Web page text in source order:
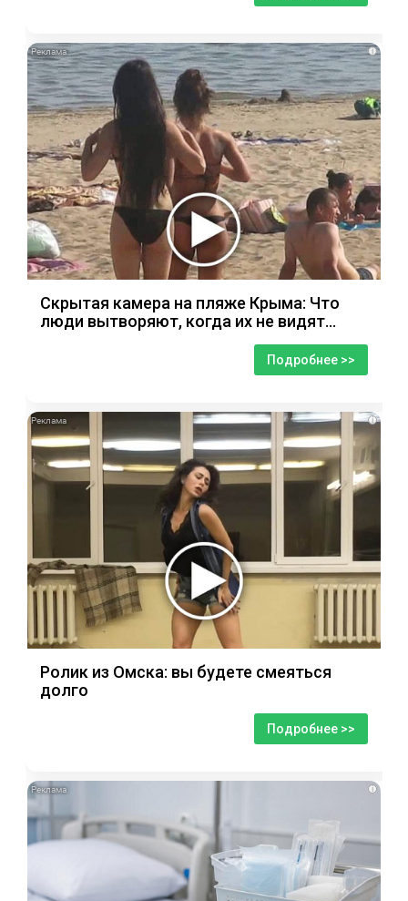
i
Скрытая камера на пляже Крыма: Что
люди вытворяют, когда их не видят...
Подробнее >>
i
Ролик из Омска: вы будете смеяться
долго
Подробнее >>
i